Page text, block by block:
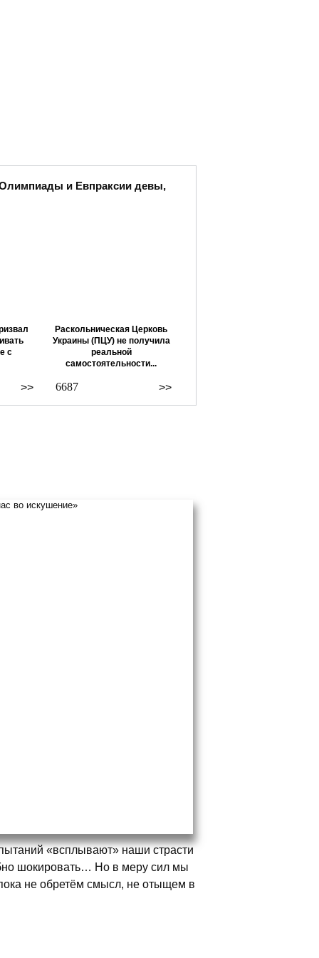
и Евпраксии девы,
с
>>
Раскольническая Церковь
Украины (ПЦУ) не получила
реальной
самостоятельности...
>>
6687
«всплывают» наши страсти
шокировать… Но в меру сил мы
не обретём смысл, не отыщем в